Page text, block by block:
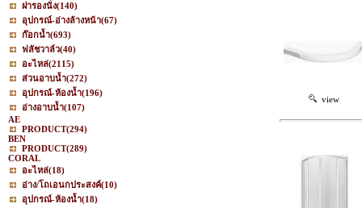
ฝารองนั่ง(140)
อุปกรณ์-อ่างล้างหน้า(67)
ก๊อกน้ำ(693)
ฟลัชวาล์ว(40)
อะไหล่(2115)
ส่วนอาบน้ำ(272)
อุปกรณ์-ห้องน้ำ(196)
อ่างอาบน้ำ(107)
AE
PRODUCT(294)
BEN
PRODUCT(289)
CORAL
อะไหล่(18)
อ่าง/โถเอนกประสงค์(10)
อุปกรณ์-ห้องน้ำ(18)
view